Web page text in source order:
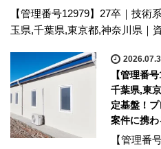
【管理番号12979】27卒｜技術
玉県,千葉県,東京都,神奈川県｜
【管理番
千葉県,東
定基盤！
案件に携わ
【管理番